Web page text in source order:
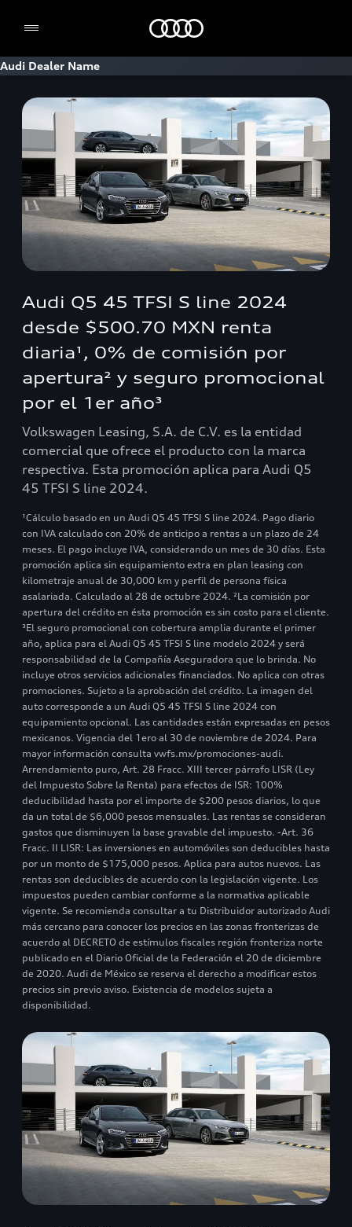
Audi Dealer Name
Audi Q5 45 TFSI S line 2024
desde $500.70 MXN renta
diaria¹, 0% de comisión por
apertura² y seguro promocional
por el 1er año³
Volkswagen Leasing, S.A. de C.V. es la entidad
comercial que ofrece el producto con la marca
respectiva. Esta promoción aplica para Audi Q5
45 TFSI S line 2024.
¹Cálculo basado en un Audi Q5 45 TFSI S line 2024. Pago diario
con IVA calculado con 20% de anticipo a rentas a un plazo de 24
meses. El pago incluye IVA, considerando un mes de 30 días. Esta
promoción aplica sin equipamiento extra en plan leasing con
kilometraje anual de 30,000 km y perfil de persona física
asalariada. Calculado al 28 de octubre 2024. ²La comisión por
apertura del crédito en ésta promoción es sin costo para el cliente.
³El seguro promocional con cobertura amplia durante el primer
año, aplica para el Audi Q5 45 TFSI S line modelo 2024 y será
responsabilidad de la Compañía Aseguradora que lo brinda. No
incluye otros servicios adicionales financiados. No aplica con otras
promociones. Sujeto a la aprobación del crédito. La imagen del
auto corresponde a un Audi Q5 45 TFSI S line 2024 con
equipamiento opcional. Las cantidades están expresadas en pesos
mexicanos. Vigencia del 1ero al 30 de noviembre de 2024. Para
mayor información consulta vwfs.mx/promociones-audi.
Arrendamiento puro, Art. 28 Fracc. XIII tercer párrafo LISR (Ley
del Impuesto Sobre la Renta) para efectos de ISR: 100%
deducibilidad hasta por el importe de $200 pesos diarios, lo que
da un total de $6,000 pesos mensuales. Las rentas se consideran
gastos que disminuyen la base gravable del impuesto. -Art. 36
Fracc. II LISR: Las inversiones en automóviles son deducibles hasta
por un monto de $175,000 pesos. Aplica para autos nuevos. Las
rentas son deducibles de acuerdo con la legislación vigente. Los
impuestos pueden cambiar conforme a la normativa aplicable
vigente. Se recomienda consultar a tu Distribuidor autorizado Audi
más cercano para conocer los precios en las zonas fronterizas de
acuerdo al DECRETO de estímulos fiscales región fronteriza norte
publicado en el Diario Oficial de la Federación el 20 de diciembre
de 2020. Audi de México se reserva el derecho a modificar estos
precios sin previo aviso. Existencia de modelos sujeta a
disponibilidad.